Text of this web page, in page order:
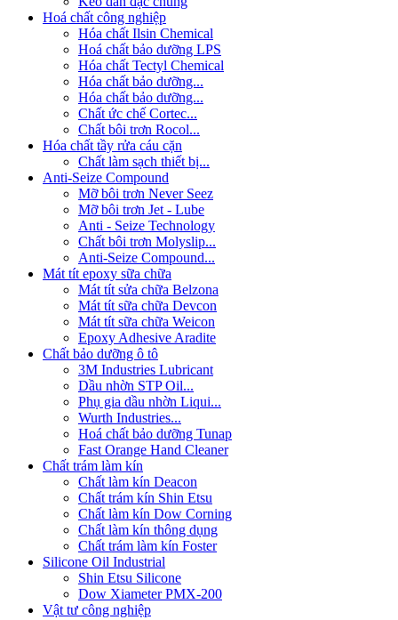
Hoá chất công nghiệp
Hóa chất Ilsin Chemical
Hoá chất bảo dưỡng LPS
Hóa chất Tectyl Chemical
Hóa chất bảo dưỡng...
Hóa chất bảo dưỡng...
Chất ức chế Cortec...
Chất bôi trơn Rocol...
Hóa chất tầy rửa cáu cặn
Chất làm sạch thiết bị...
Anti-Seize Compound
Mỡ bôi trơn Never Seez
Mỡ bôi trơn Jet - Lube
Anti - Seize Technology
Chất bôi trơn Molyslip...
Anti-Seize Compound...
Mát tít epoxy sữa chữa
Mát tít sửa chữa Belzona
Mát tít sữa chữa Devcon
Mát tít sữa chữa Weicon
Epoxy Adhesive Aradite
Chất bảo dưỡng ô tô
3M Industries Lubricant
Dầu nhờn STP Oil...
Phụ gia dầu nhờn Liqui...
Wurth Industries...
Hoá chất bảo dưỡng Tunap
Fast Orange Hand Cleaner
Chất trám làm kín
Chất làm kín Deacon
Chất trám kín Shin Etsu
Chất làm kín Dow Corning
Chất làm kín thông dụng
Chất trám làm kín Foster
Silicone Oil Industrial
Shin Etsu Silicone
Dow Xiameter PMX-200
Vật tư công nghiệp